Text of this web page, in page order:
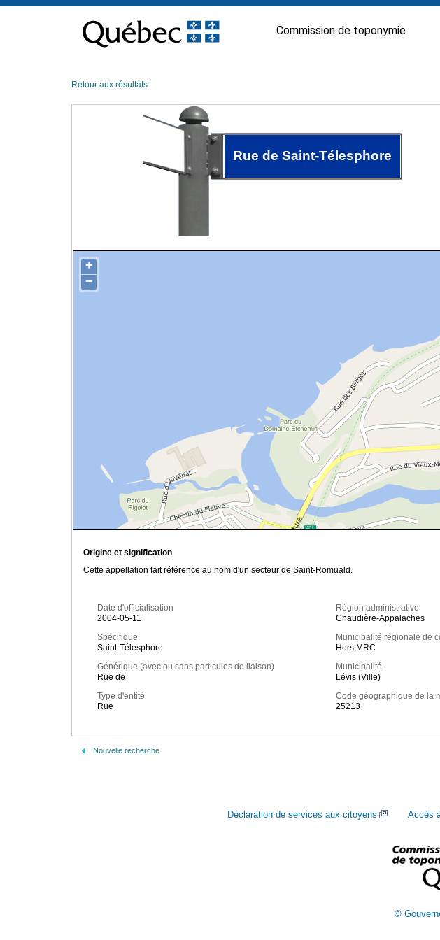
contenu
Commission de toponymie
Retour aux résultats
Rue de Saint-Télesphore
+
−
Origine et signification
Cette appellation fait référence au nom d'un secteur de Saint-Romuald.
Date d'officialisation
2004-05-11
Spécifique
Saint-Télesphore
Générique (avec ou sans particules de liaison)
Rue de
Type d'entité
Rue
Région administrative
Chaudière-Appalaches
Municipalité régionale de
Hors MRC
Municipalité
Lévis (Ville)
Code géographique de la
25213
Nouvelle recherche
Déclaration de services aux citoyens Accès
©